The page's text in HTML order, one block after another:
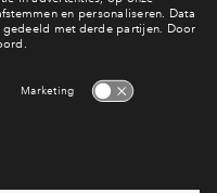
In optie
Rijwoning type
Park